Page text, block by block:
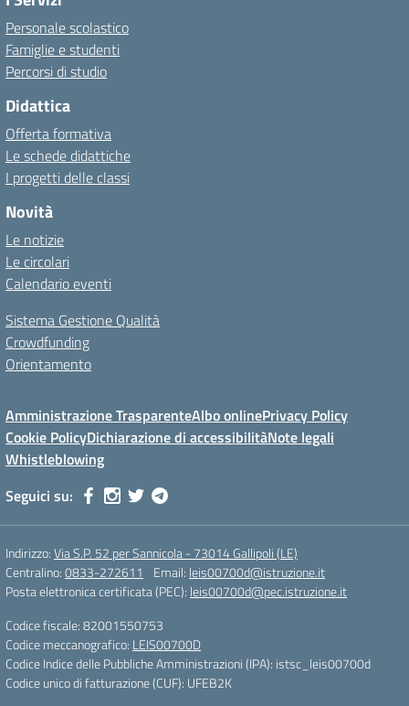
Personale scolastico
Famiglie e studenti
Percorsi di studio
Didattica
Offerta formativa
Le schede didattiche
I progetti delle classi
Novità
Le notizie
Le circolari
Calendario eventi
Sistema Gestione Qualità
Crowdfunding
Orientamento
Amministrazione TrasparenteAlbo onlinePrivacy Policy
Cookie PolicyDichiarazione di accessibilitàNote legali
Whistleblowing
Seguici su:
Indirizzo:Via S.P. 52 per Sannicola - 73014 Gallipoli (LE)
Centralino:0833-272611 Email: leis00700d@istruzione.it
Posta elettronica certificata (PEC): leis00700d@pec.istruzione.it
Codice fiscale: 82001550753
Codice meccanografico: LEIS00700D
Codice Indice delle Pubbliche Amministrazioni (IPA): istsc_leis00700d
Codice unico di fatturazione (CUF): UFEB2K